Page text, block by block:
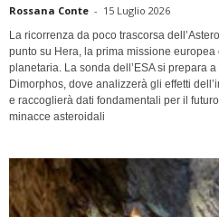
Rossana Conte - 15 Luglio 2026
La ricorrenza da poco trascorsa
punto su Hera, la prima missione
planetaria. La sonda dell’ESA si prepara
Dimorphos, dove analizzerà gli effetti
e raccoglierà dati fondamentali per il
minacce asteroidali